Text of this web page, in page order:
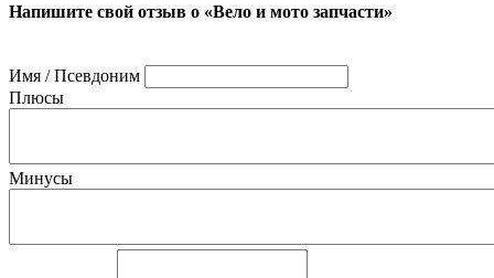
Напишите свой отзыв о «Вело и мото запчасти»
Имя / Псевдоним
Плюсы
Минусы